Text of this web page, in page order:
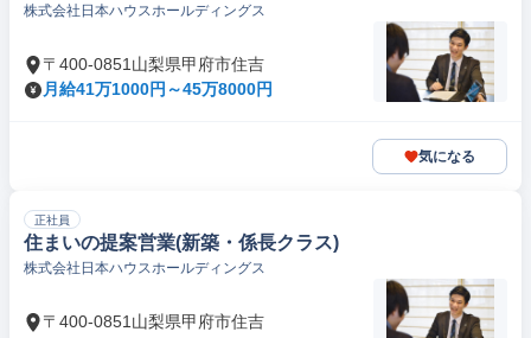
株式会社日本ハウスホールディングス
〒400-0851山梨県甲府市住吉
月給41万1000円～45万8000円
気になる
正社員
住まいの提案営業(新築・係長クラス)
株式会社日本ハウスホールディングス
〒400-0851山梨県甲府市住吉